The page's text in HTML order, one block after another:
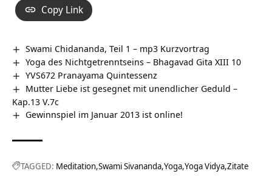
Copy Link
Swami Chidananda, Teil 1 – mp3 Kurzvortrag
Yoga des Nichtgetrenntseins – Bhagavad Gita XIII 10
YVS672 Pranayama Quintessenz
Mutter Liebe ist gesegnet mit unendlicher Geduld –
Kap.13 V.7c
Gewinnspiel im Januar 2013 ist online!
TAGGED: Meditation Swami Sivananda Yoga Yoga Vidya Zitate